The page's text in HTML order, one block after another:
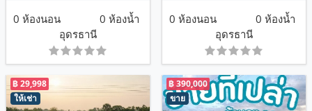
0 ห้องนอน
0 ห้องน้ำ
อุดรธานี
0 ห้องนอน
0 ห้องน้ำ
อุดรธานี
ให้เช่า
฿ 29,998
ขาย
฿ 390,000